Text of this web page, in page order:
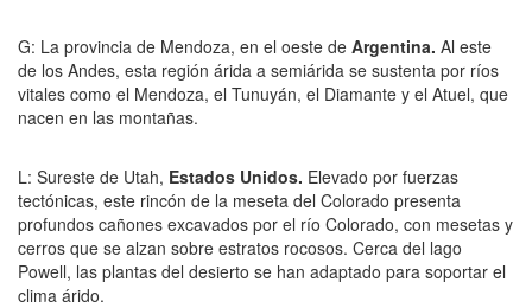
G: La provincia de Mendoza, en el oeste de Argentina. Al este
de los Andes, esta región árida a semiárida se sustenta por ríos
vitales como el Mendoza, el Tunuyán, el Diamante y el Atuel, que
nacen en las montañas.
L: Sureste de Utah, Estados Unidos. Elevado por fuerzas
tectónicas, este rincón de la meseta del Colorado presenta
profundos cañones excavados por el río Colorado, con mesetas y
cerros que se alzan sobre estratos rocosos. Cerca del lago
Powell, las plantas del desierto se han adaptado para soportar el
clima árido.